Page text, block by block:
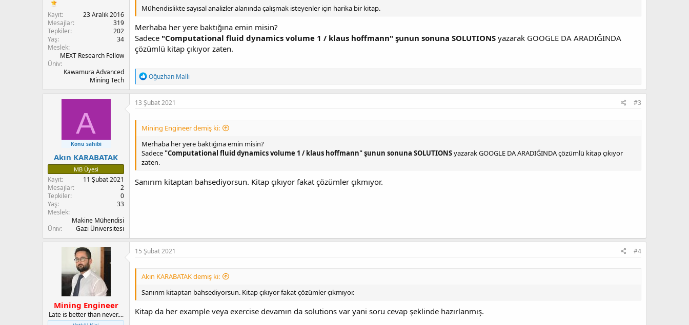
Kayıt
23 Aralık 2016
Mesajlar
319
Tepkiler
202
Yaş
34
Meslek
MEXT Research Fellow
Üniv
Kawamura Advanced
Mining Tech
Mühendislikte sayısal analizler alanında çalışmak isteyenler için harika bir kitap.
Merhaba her yere baktığına emin misin?
Sadece "Computational fluid dynamics volume 1 / klaus hoffmann" şunun sonuna SOLUTIONS yazarak GOOGLE DA ARADIĞINDA
çözümlü kitap çıkıyor zaten.
T
e
p
k
e
r
:
Oğuzhan Mallı
Konu sahibi
A
Akın KARABATAK
MB Üyesi
Kayıt
11 Şubat 2021
Mesajlar
2
Tepkiler
0
Yaş
33
Meslek
Makine Mühendisi
Üniv
Gazi Üniversitesi
13 Şubat 2021 #3
Mining Engineer demiş ki:
Merhaba her yere baktığına emin misin?
Sadece"Computational fluid dynamics volume 1 / klaus hoffmann" şunun sonuna SOLUTIONSyazarak GOOGLE DA ARADIĞINDA çözümlü kitap çıkıyor
zaten.
Sanırım kitaptan bahsediyorsun. Kitap çıkıyor fakat çözümler çıkmıyor.
Mining Engineer
Late is better than never....
15 Şubat 2021 #4
Akın KARABATAK demiş ki:
Sanırım kitaptan bahsediyorsun. Kitap çıkıyor fakat çözümler çıkmıyor.
Kitap da her example veya exercise devamın da solutions var yani soru cevap şeklinde hazırlanmış.